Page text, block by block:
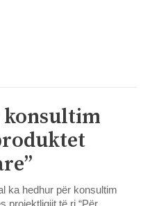
ka hedhur për konsultim
projektligjit të ri “Për